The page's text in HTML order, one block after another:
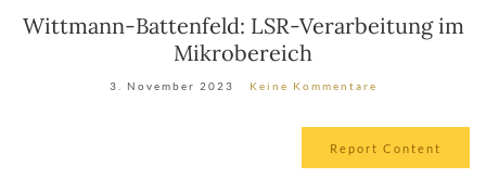
Wittmann-Battenfeld: LSR-Verarbeitung im
Mikrobereich
3. November 2023 Keine Kommentare
Report Content